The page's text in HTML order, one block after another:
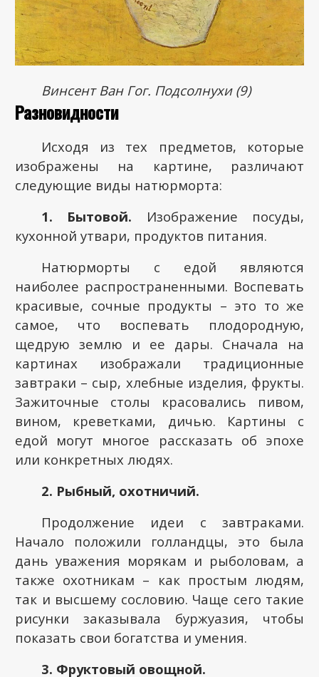
Винсент Ван Гог. Подсолнухи (9)
Разновидности
Исходя из тех предметов, которые
изображены на картине, различают
следующие виды натюрморта:
1. Бытовой. Изображение посуды,
кухонной утвари, продуктов питания.
Натюрморты с едой являются
наиболее распространенными. Воспевать
красивые, сочные продукты – это то же
самое, что воспевать плодородную,
щедрую землю и ее дары. Сначала на
картинах изображали традиционные
завтраки – сыр, хлебные изделия, фрукты.
Зажиточные столы красовались пивом,
вином, креветками, дичью. Картины с
едой могут многое рассказать об эпохе
или конкретных людях.
2. Рыбный, охотничий.
Продолжение идеи с завтраками.
Начало положили голландцы, это была
дань уважения морякам и рыболовам, а
также охотникам – как простым людям,
так и высшему сословию. Чаще сего такие
рисунки заказывала буржуазия, чтобы
показать свои богатства и умения.
3. Фруктовый овощной.